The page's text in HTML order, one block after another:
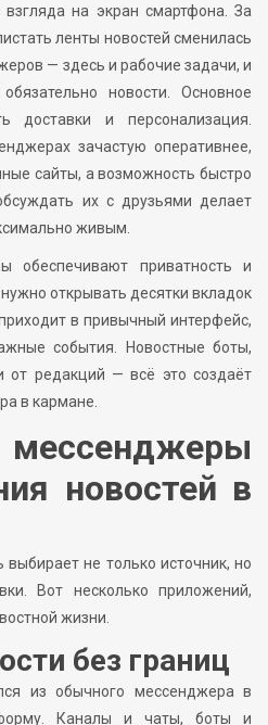
на экран смартфона. За
ленты новостей сменилась
— здесь и рабочие задачи, и
новости. Основное
доставки и персонализация.
зачастую оперативнее,
сайты, а возможность быстро
их с друзьями делает
живым.
обеспечивают приватность и
открывать десятки вкладок
в привычный интерфейс,
события. Новостные боты,
от редакций — всё это создаёт
в кармане.
новостей в
не только источник, но
Вот несколько приложений,
жизни.
без границ
из обычного мессенджера в
Каналы и чаты, боты и